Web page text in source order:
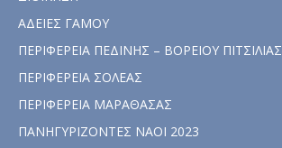
ΑΔΕΙΕΣ ΓΑΜΟΥ
ΠΕΡΙΦΕΡΕΙΑ ΠΕΔΙΝΗΣ – ΒΟΡΕΙΟΥ ΠΙΤΣΙΛΙΑΣ
ΠΕΡΙΦΕΡΕΙΑ ΣΟΛΕΑΣ
ΠΕΡΙΦΕΡΕΙΑ ΜΑΡΑΘΑΣΑΣ
ΠΑΝΗΓΥΡΙΖΟΝΤΕΣ ΝΑΟΙ 2023